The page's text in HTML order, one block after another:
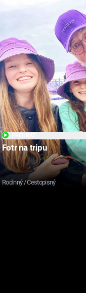
Fotr na tripu
Rodinný / Cestopisný